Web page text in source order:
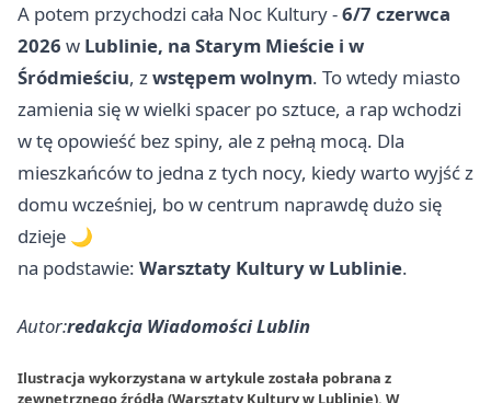
A potem przychodzi cała Noc Kultury -6/7 czerwca
2026 w Lublinie, na Starym Mieście i w
Śródmieściu, zwstępem wolnym. To wtedy miasto
zamienia się w wielki spacer po sztuce, a rap wchodzi
w tę opowieść bez spiny, ale z pełną mocą. Dla
mieszkańców to jedna z tych nocy, kiedy warto wyjść z
domu wcześniej, bo w centrum naprawdę dużo się
dzieje 🌙
na podstawie: Warsztaty Kultury w Lublinie.
Autor:redakcja Wiadomości Lublin
Ilustracja wykorzystana w artykule została pobrana z
zewnętrznego źródła (Warsztaty Kultury w Lublinie). W